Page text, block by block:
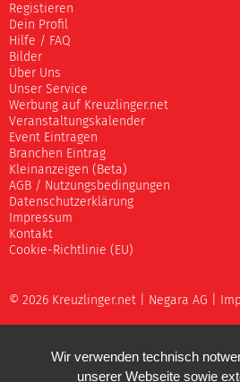
Registieren
Dein Profil
Hilfe / FAQ
Bilder
Über Uns
Unser Service
Werbung auf Kreuzlinger.net
Veranstaltungskalender
Event Eintragen
Branchen Eintrag
Kleinanzeigen (Beta)
AGB / Nutzungsbedingungen
Datenschutzerklärung
Impressum
Kontakt
Cookie-Richtlinie (EU)
© 2026 Kreuzlinger.net | Negara AG
Wir verwenden technisch
unserer Webseite sowie